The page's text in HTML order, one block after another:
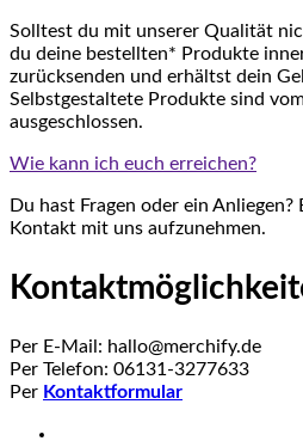
Solltest du mit unserer Qualität
du deine bestellten* Produkte
zurücksenden und erhältst dein
Selbstgestaltete Produkte sind
ausgeschlossen.
Wie kann ich euch erreichen?
Du hast Fragen oder ein Anliegen?
Kontakt mit uns aufzunehmen.
Per E-Mail: hallo@merchify.de
Per Telefon: 06131-3277633
Per Kontaktformular